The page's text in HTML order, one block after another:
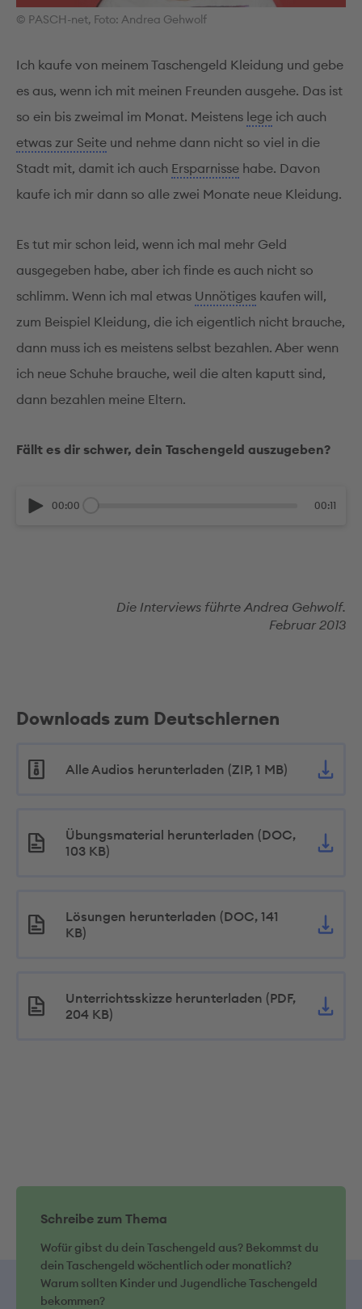
© PASCH-net, Foto: Andrea Gehwolf
Ich kaufe von meinem Taschengeld Kleidung und gebe
es aus, wenn ich mit meinen Freunden ausgehe. Das ist
so ein bis zweimal im Monat. Meistens lege ich auch
etwas zur Seite und nehme dann nicht so viel in die
Stadt mit, damit ich auch Ersparnisse habe. Davon
kaufe ich mir dann so alle zwei Monate neue Kleidung.
Es tut mir schon leid, wenn ich mal mehr Geld
ausgegeben habe, aber ich finde es auch nicht so
schlimm. Wenn ich mal etwas Unnötiges kaufen will,
zum Beispiel Kleidung, die ich eigentlich nicht brauche,
dann muss ich es meistens selbst bezahlen. Aber wenn
ich neue Schuhe brauche, weil die alten kaputt sind,
dann bezahlen meine Eltern.
Fällt es dir schwer, dein Taschengeld auszugeben?
00:00 00:11
Die Interviews führte Andrea Gehwolf.
Februar 2013
Downloads zum Deutschlernen
Alle Audios herunterladen (ZIP, 1 MB)
Übungsmaterial herunterladen (DOC,
103 KB)
Lösungen herunterladen (DOC, 141
KB)
Unterrichtsskizze herunterladen (PDF,
204 KB)
Schreibe zum Thema
Wofür gibst du dein Taschengeld aus? Bekommst du
dein Taschengeld wöchentlich oder monatlich?
Warum sollten Kinder und Jugendliche Taschengeld
bekommen?